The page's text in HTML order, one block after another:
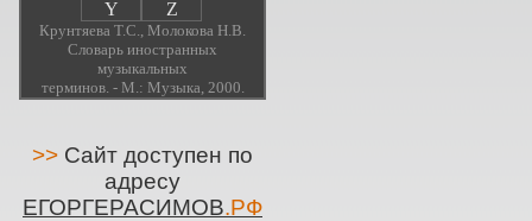
Y
Z
Крунтяева Т.С., Молокова Н.В.
Словарь иностранных
музыкальных
терминов. - М.: Музыка, 2000.
>> Сайт доступен по
адресу
ЕГОРГЕРАСИМОВ.РФ